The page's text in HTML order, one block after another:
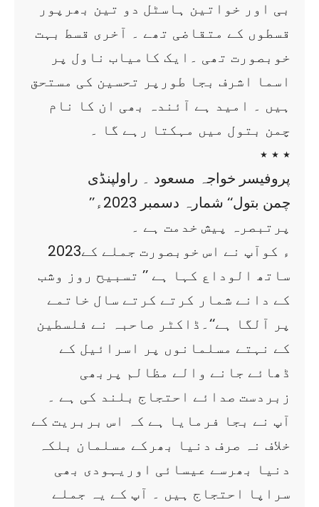
بی اور خواتین ہاسٹل دو تین بھرپور
قسطوں کے متقاضی تھے ۔ آخری قسط بہت
خوبصورت تھی ۔ایک کامیاب ناول پر
اسما اشرف بجا طورپر تحسین کی مستحق
ہیں ۔ امید ہے آئندہ بھی ان کا نام
چمن بتول میں مہکتا رہے گا ۔
٭ ٭ ٭
پروفیسر خواجہ مسعود ۔ راولپنڈی
’’چمن بتول‘‘ شمارہ دسمبر 2023ء
پرتبصرہ پیش خدمت ہے ۔
2023ء کوآپ نے اس خوبصورت جملے کے
ساتھ الوداع کہا ہے ’’ تسبیح روز وشب
کے دانے شمار کرتے کرتے سال خاتمے
پر آلگا ہے‘‘۔ڈاکٹر صاحبہ نے فلسطین
کے نہتے مسلمانوں پر اسرائیل کے
ڈھائے جانے والے مظالم پربھی
زبردست صدائے احتجاج بلند کی ہے ۔
آپ نے بجا فرمایا ہے کہ اس بربریت کے
خلاف نہ صرف دنیا بھرکے مسلمان بلکہ
دنیا بھرسے عیسائی اوریہودی بھی
سراپا احتجاج ہیں ۔ آپ کے یہ جملے